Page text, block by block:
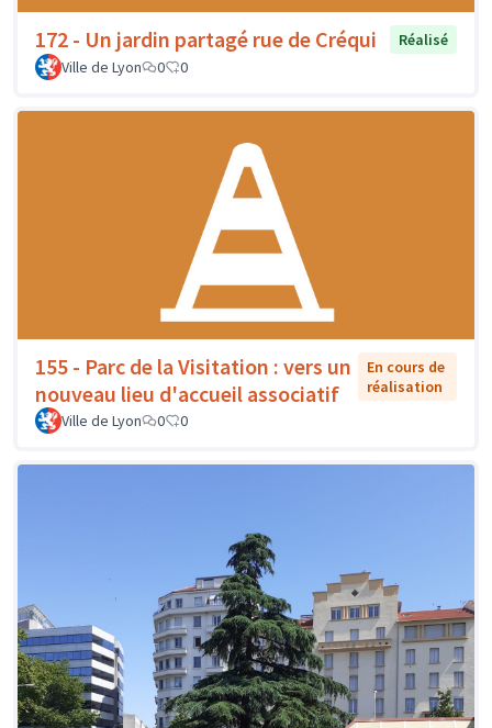
172 - Un jardin partagé rue de Créqui
Réalisé
Ville de Lyon
0 0
155 - Parc de la Visitation : vers un
nouveau lieu d'accueil associatif
En cours de
réalisation
Ville de Lyon
0 0